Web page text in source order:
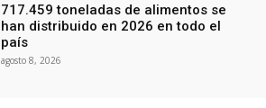
717.459 toneladas de alimentos se
han distribuido en 2026 en todo el
país
agosto 8, 2026